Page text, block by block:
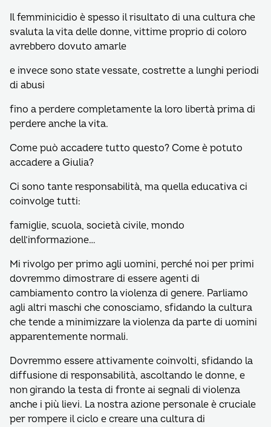
Il femminicidio è spesso il risultato di una cultura che
svaluta la vita delle donne, vittime proprio di coloro
avrebbero dovuto amarle
e invece sono state vessate, costrette a lunghi periodi
di abusi
fino a perdere completamente la loro libertà prima di
perdere anche la vita.
Come può accadere tutto questo? Come è potuto
accadere a Giulia?
Ci sono tante responsabilità, ma quella educativa ci
coinvolge tutti:
famiglie, scuola, società civile, mondo
dell’informazione…
Mi rivolgo per primo agli uomini, perché noi per primi
dovremmo dimostrare di essere agenti di
cambiamento contro la violenza di genere. Parliamo
agli altri maschi che conosciamo, sfidando la cultura
che tende a minimizzare la violenza da parte di uomini
apparentemente normali.
Dovremmo essere attivamente coinvolti, sfidando la
diffusione di responsabilità, ascoltando le donne, e
non girando la testa di fronte ai segnali di violenza
anche i più lievi. La nostra azione personale è cruciale
per rompere il ciclo e creare una cultura di